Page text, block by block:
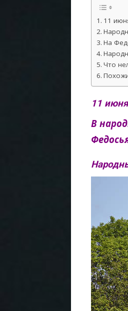
11
На
Что
11
В